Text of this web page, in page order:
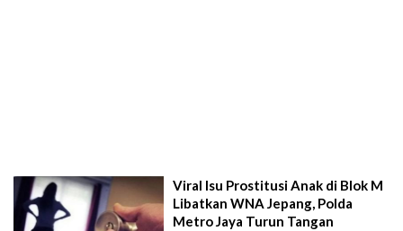
Viral Isu Prostitusi Anak di Blok M
Libatkan WNA Jepang, Polda
Metro Jaya Turun Tangan